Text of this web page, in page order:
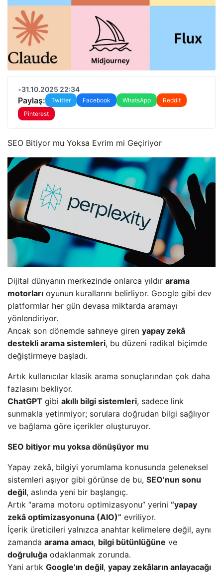
•31.10.2025 22:34
Paylaş: Twitter Facebook WhatsApp
Reddit
Pinterest
SEO Bitiyor mu Yoksa Evrim mi Geçiriyor
Dijital dünyanın merkezinde onlarca yıldır arama
motorları oyunun kurallarını belirliyor. Google gibi dev
platformlar her gün devasa miktarda aramayı
yönlendiriyor.
Ancak son dönemde sahneye giren yapay zekâ
destekli arama sistemleri, bu düzeni radikal biçimde
değiştirmeye başladı.
Artık kullanıcılar klasik arama sonuçlarından çok daha
fazlasını bekliyor.
ChatGPT gibi akıllı bilgi sistemleri, sadece link
sunmakla yetinmiyor; sorulara doğrudan bilgi sağlıyor
ve bağlama göre içerikler oluşturuyor.
SEO bitiyor mu yoksa dönüşüyor mu
Yapay zekâ, bilgiyi yorumlama konusunda geleneksel
sistemleri aşıyor gibi görünse de bu, SEO’nun sonu
değil, aslında yeni bir başlangıç.
Artık “arama motoru optimizasyonu” yerini “yapay
zekâ optimizasyonuna (AIO)” evriliyor.
İçerik üreticileri yalnızca anahtar kelimelere değil, aynı
zamanda arama amacı, bilgi bütünlüğüne ve
doğruluğa odaklanmak zorunda.
Yani artık Google’ın değil, yapay zekâların anlayacağı